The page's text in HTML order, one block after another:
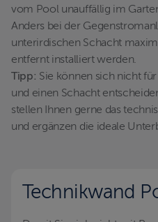
vom Pool unauffällig im
Anders bei der
unterirdischen Schacht
entfernt installiert werden.
Tipp: Sie können sich nicht
und einen Schacht
stellen Ihnen gerne das
und ergänzen die ideale
Technikwand